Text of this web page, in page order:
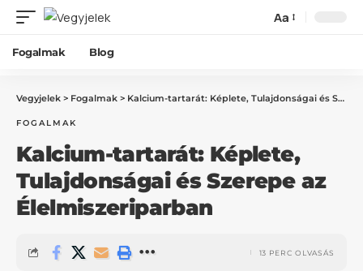
Aa
Fogalmak Blog
Vegyjelek > Fogalmak > Kalcium-tartarát: Képlete, Tulajdonságai és Szerepe az Élelmiszeriparban
FOGALMAK
Kalcium-tartarát: Képlete,
Tulajdonságai és Szerepe az
Élelmiszeriparban
13 PERC OLVASÁS